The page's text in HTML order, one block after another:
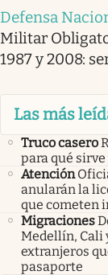
Defensa
Militar
1987 y 2008:
Las más
Truco casero
para qué
Atención
anularán la
que cometen
Migraciones
Medellín, Cali
extranjeros
pasaporte